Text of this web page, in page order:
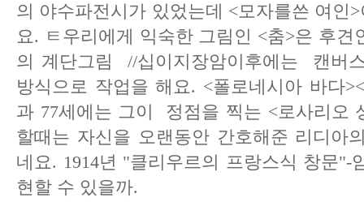
의 야수파전시가 있었는데 <모자를쓴 여인
요. ㅌ우리에게 익숙한 그림인 <춤>은 후
의 계단그림 //십이지장암이후에는 캔버
방식으로 작업을 해요. <폴로네시아 바다
과 77세에는 그이 정점을 찍는 <로사리오
할때는 자신을 오랜동안 간호해준 리디아
네요. 1914년 "클리우르의 프랑스식 창문"-
현할 수 있을까.